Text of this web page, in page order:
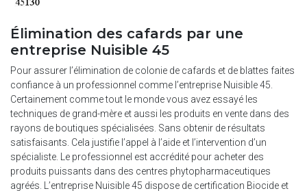
Élimination des cafards par une
entreprise Nuisible 45
Pour assurer l’élimination de colonie de cafards et de blattes faites
confiance à un professionnel comme l’entreprise Nuisible 45.
Certainement comme tout le monde vous avez essayé les
techniques de grand-mère et aussi les produits en vente dans des
rayons de boutiques spécialisées. Sans obtenir de résultats
satisfaisants. Cela justifie l’appel à l’aide et l’intervention d’un
spécialiste. Le professionnel est accrédité pour acheter des
produits puissants dans des centres phytopharmaceutiques
agréés. L’entreprise Nuisible 45 dispose de certification Biocide et